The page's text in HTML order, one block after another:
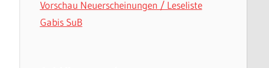
Vorschau Neuerscheinungen / Leseliste
Gabis SuB